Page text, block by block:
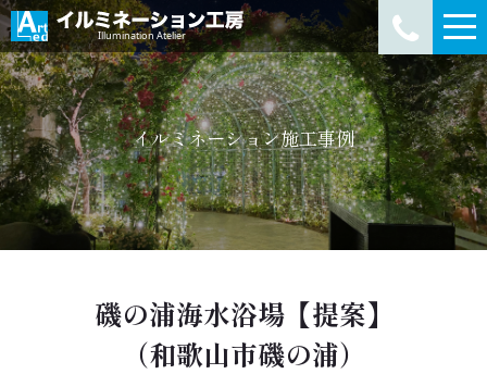
イルミネーション施工事例
磯の浦海水浴場【提案】
（和歌山市磯の浦）